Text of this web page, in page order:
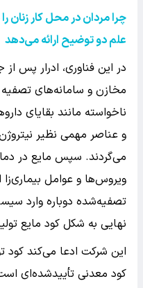
چرا مردان در محل کار زنان
علم دو توضیح ارائه می‌دهد
در این فناوری، ادرار پس
مخازن و سامانه‌های
ناخواسته مانند بقایای
و عناصر مهمی نظیر
می‌گردند. سپس مایع در
ویروس‌ها و عوامل بیماری‌زا
تصفیه‌شده دوباره وارد
نهایی به شکل کود مایع
کود معدنی تأییدشده‌ای است